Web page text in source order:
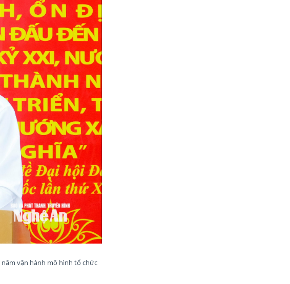
năm vận hành mô hình tổ chức